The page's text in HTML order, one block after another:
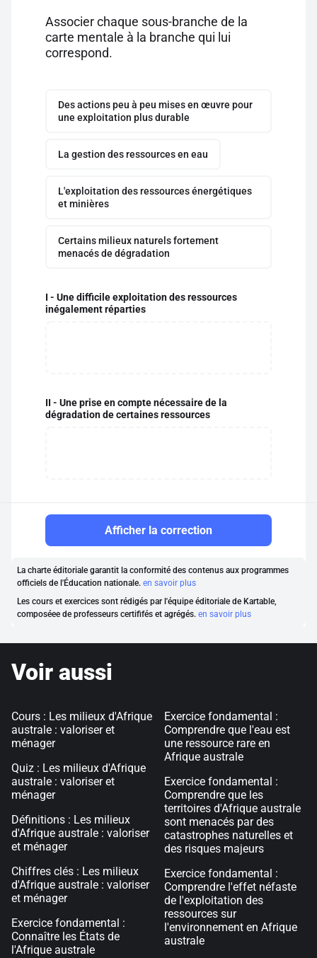
Associer chaque sous-branche de la
carte mentale à la branche qui lui
correspond.
Des actions peu à peu mises en œuvre pour
une exploitation plus durable
La gestion des ressources en eau
L'exploitation des ressources énergétiques
et minières
Certains milieux naturels fortement
menacés de dégradation
I - Une difficile exploitation des ressources
inégalement réparties
II - Une prise en compte nécessaire de la
dégradation de certaines ressources
Afficher la correction
La charte éditoriale garantit la conformité des contenus aux programmes
officiels de l'Éducation nationale. en savoir plus
Les cours et exercices sont rédigés par l'équipe éditoriale de Kartable,
composéee de professeurs certififés et agrégés. en savoir plus
Voir aussi
Cours : Les milieux d'Afrique
australe : valoriser et
ménager
Quiz : Les milieux d'Afrique
australe : valoriser et
ménager
Définitions : Les milieux
d'Afrique australe : valoriser
et ménager
Chiffres clés : Les milieux
d'Afrique australe : valoriser
et ménager
Exercice fondamental :
Connaître les États de
l'Afrique australe
Exercice fondamental :
Comprendre que l'eau est
une ressource rare en
Afrique australe
Exercice fondamental :
Comprendre que les
territoires d'Afrique australe
sont menacés par des
catastrophes naturelles et
des risques majeurs
Exercice fondamental :
Comprendre l'effet néfaste
de l'exploitation des
ressources sur
l'environnement en Afrique
australe